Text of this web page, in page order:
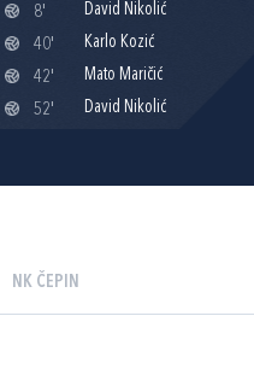
8'
David Nikolić
40'
Karlo Kozić
42'
Mato Maričić
52'
David Nikolić
NK ČEPIN